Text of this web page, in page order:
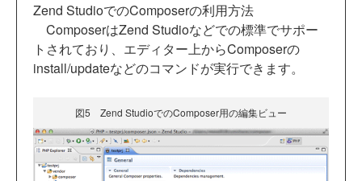
Zend StudioでのComposerの利用方法
ComposerはZend Studioなどでの標準でサポー
トされており、エディター上からComposerの
install/updateなどのコマンドが実行できます。
図5 Zend StudioでのComposer用の編集ビュー